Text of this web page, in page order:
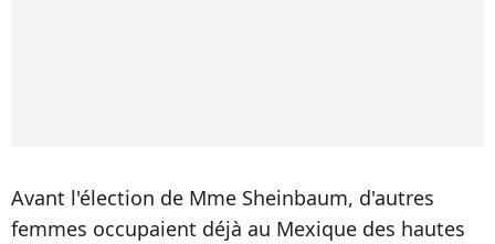
Avant l'élection de Mme Sheinbaum, d'autres
femmes occupaient déjà au Mexique des hautes